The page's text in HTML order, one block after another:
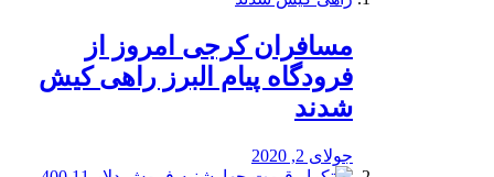
مسافران کرجی امروز از
فرودگاه پیام البرز راهی کیش
شدند
جولای 2, 2020